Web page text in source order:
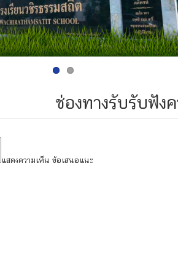
ช่องทางรับรับฟัง
แสดงความเห็น ข้อเสนอแนะ